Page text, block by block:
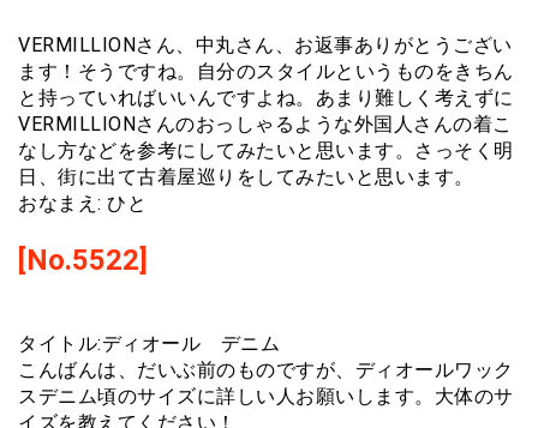
VERMILLIONさん、中丸さん、お返事ありがとうござい
ます！そうですね。自分のスタイルというものをきちん
と持っていればいいんですよね。あまり難しく考えずに
VERMILLIONさんのおっしゃるような外国人さんの着こ
なし方などを参考にしてみたいと思います。さっそく明
日、街に出て古着屋巡りをしてみたいと思います。
おなまえ: ひと
[No.5522]
タイトル:ディオール デニム
こんばんは、だいぶ前のものですが、ディオールワック
スデニム頃のサイズに詳しい人お願いします。大体のサ
イズを教えてください！